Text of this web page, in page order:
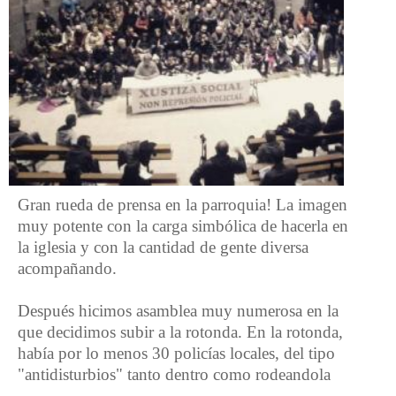
Gran rueda de prensa en la parroquia! La imagen
muy potente con la carga simbólica de hacerla en
la iglesia y con la cantidad de gente diversa
acompañando.
Después hicimos asamblea muy numerosa en la
que decidimos subir a la rotonda. En la rotonda,
había por lo menos 30 policías locales, del tipo
"antidisturbios" tanto dentro como rodeandola